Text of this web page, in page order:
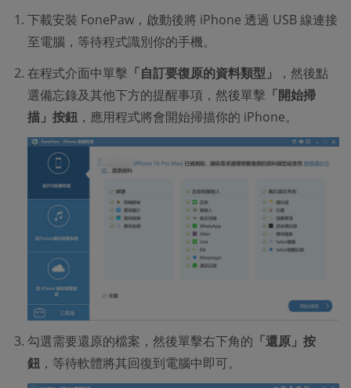
下載安裝 FonePaw，啟動後將 iPhone 透過 USB 線連接
至電腦，等待程式識別你的手機。
在程式介面中單擊 「自訂要復原的資料類型」
，然後點
選備忘錄及其他下方的提醒事項，然後單擊 「開始掃
描」按鈕 ，應用程式將會開始掃描你的 iPhone。
勾選需要還原的檔案，然後單擊右下角的 「還原」按
鈕 ，等待軟體將其回復到電腦中即可。